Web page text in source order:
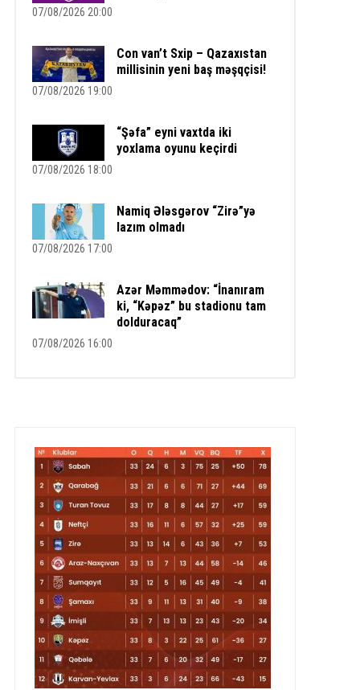
07/08/2026 20:00
Con van’t Sxip – Qazaxıstan
millisinin yeni baş məşqçisi!
07/08/2026 19:00
“Şəfa” eyni vaxtda iki
yoxlama oyunu keçirdi
07/08/2026 18:00
Namiq Ələsgərov “Zirə”yə
lazım olmadı
07/08/2026 17:00
Azər Məmmədov: “İnanıram
ki, “Kəpəz” bu stadionu tam
dolduracaq”
07/08/2026 16:00